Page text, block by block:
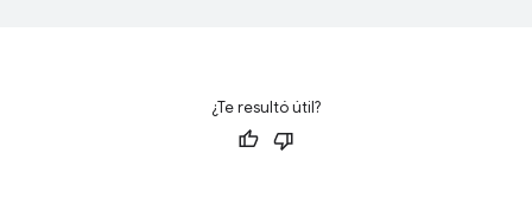
¿Te resultó útil?